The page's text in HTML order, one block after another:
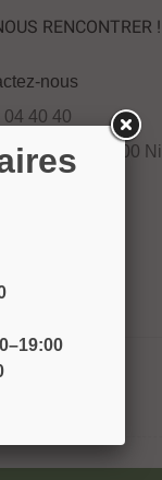
RENCONTRER !
nous
04 40 40
Riquier 06300